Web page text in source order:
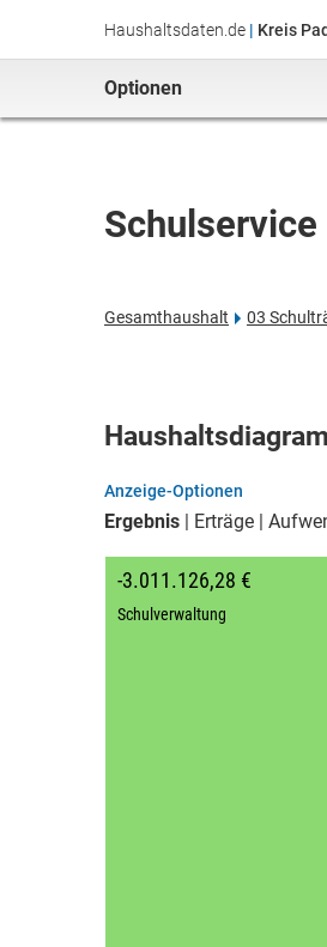
Haushaltsdaten.de | Kreis
Optionen
Schulservice
Gesamthaushalt 03
Anzeige-Optionen
Ergebnis Erträge
-3.011.126,28 €
Schulverwaltung